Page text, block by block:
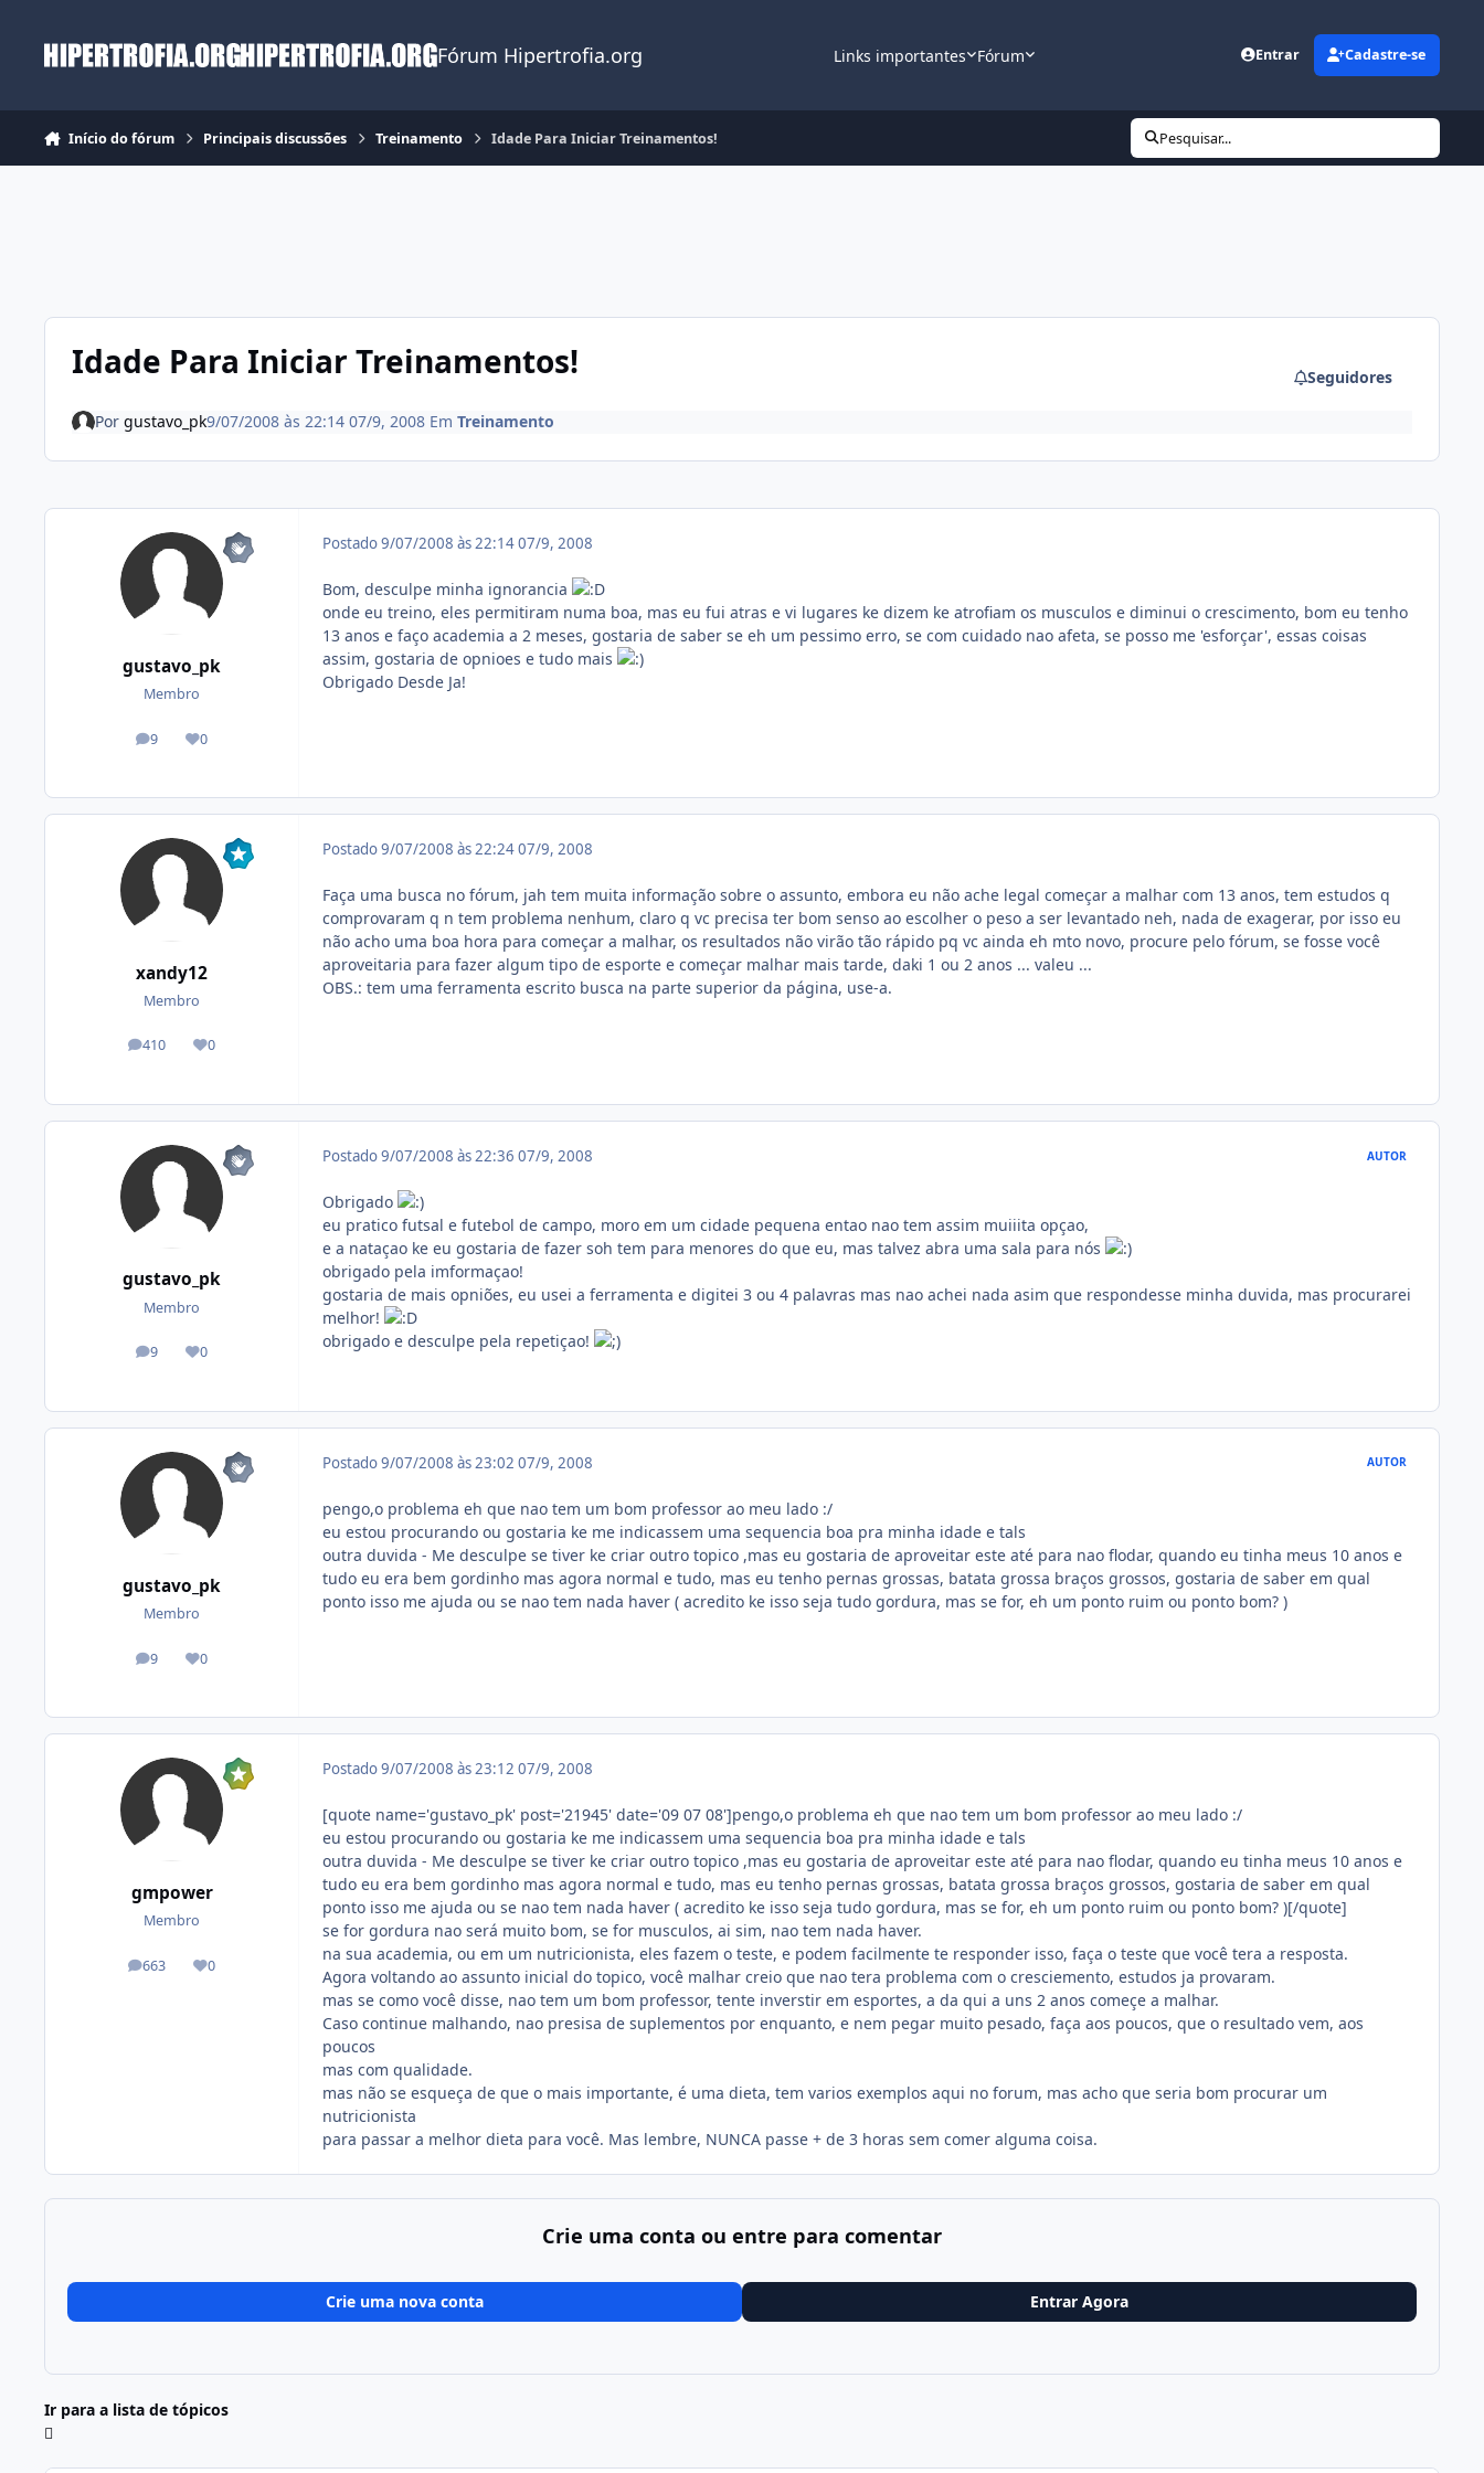
Fórum Hipertrofia.org Links importantes Fórum Entrar Cadastre-se
Início do fórum Principais discussões Treinamento Idade Para Iniciar Treinamentos! Pesquisar...
Idade Para Iniciar Treinamentos! Seguidores
Por gustavo_pk9/07/2008 às 22:14 07/9, 2008 Em Treinamento
gustavo_pk
Membro
9
posts 0
Reputação
Postado9/07/2008 às 22:1407/9, 2008
Bom, desculpe minha ignorancia
onde eu treino, eles permitiram numa boa, mas eu fui atras e vi lugares ke dizem ke atrofiam os musculos e diminui o crescimento, bom eu tenho
13 anos e faço academia a 2 meses, gostaria de saber se eh um pessimo erro, se com cuidado nao afeta, se posso me 'esforçar', essas coisas
assim, gostaria de opnioes e tudo mais
Obrigado Desde Ja!
xandy12
Membro
410
posts 0
Reputação
Postado9/07/2008 às 22:2407/9, 2008
Faça uma busca no fórum, jah tem muita informação sobre o assunto, embora eu não ache legal começar a malhar com 13 anos, tem estudos q
comprovaram q n tem problema nenhum, claro q vc precisa ter bom senso ao escolher o peso a ser levantado neh, nada de exagerar, por isso eu
não acho uma boa hora para começar a malhar, os resultados não virão tão rápido pq vc ainda eh mto novo, procure pelo fórum, se fosse você
aproveitaria para fazer algum tipo de esporte e começar malhar mais tarde, daki 1 ou 2 anos ... valeu ...
OBS.: tem uma ferramenta escrito busca na parte superior da página, use-a.
gustavo_pk
Membro
9
posts 0
Reputação
Postado9/07/2008 às 22:36 07/9, 2008 AUTOR
Obrigado
eu pratico futsal e futebol de campo, moro em um cidade pequena entao nao tem assim muiiita opçao,
e a nataçao ke eu gostaria de fazer soh tem para menores do que eu, mas talvez abra uma sala para nós
obrigado pela imformaçao!
gostaria de mais opniões, eu usei a ferramenta e digitei 3 ou 4 palavras mas nao achei nada asim que respondesse minha duvida, mas procurarei
melhor!
obrigado e desculpe pela repetiçao!
gustavo_pk
Membro
9
posts 0
Reputação
Postado9/07/2008 às 23:02 07/9, 2008 AUTOR
pengo,o problema eh que nao tem um bom professor ao meu lado :/
eu estou procurando ou gostaria ke me indicassem uma sequencia boa pra minha idade e tals
outra duvida - Me desculpe se tiver ke criar outro topico ,mas eu gostaria de aproveitar este até para nao flodar, quando eu tinha meus 10 anos e
tudo eu era bem gordinho mas agora normal e tudo, mas eu tenho pernas grossas, batata grossa braços grossos, gostaria de saber em qual
ponto isso me ajuda ou se nao tem nada haver ( acredito ke isso seja tudo gordura, mas se for, eh um ponto ruim ou ponto bom? )
gmpower
Membro
663
posts 0
Reputação
Postado9/07/2008 às 23:12 07/9, 2008
[quote name='gustavo_pk' post='21945' date='09 07 08']pengo,o problema eh que nao tem um bom professor ao meu lado :/
eu estou procurando ou gostaria ke me indicassem uma sequencia boa pra minha idade e tals
outra duvida - Me desculpe se tiver ke criar outro topico ,mas eu gostaria de aproveitar este até para nao flodar, quando eu tinha meus 10 anos e
tudo eu era bem gordinho mas agora normal e tudo, mas eu tenho pernas grossas, batata grossa braços grossos, gostaria de saber em qual
ponto isso me ajuda ou se nao tem nada haver ( acredito ke isso seja tudo gordura, mas se for, eh um ponto ruim ou ponto bom? )[/quote]
se for gordura nao será muito bom, se for musculos, ai sim, nao tem nada haver.
na sua academia, ou em um nutricionista, eles fazem o teste, e podem facilmente te responder isso, faça o teste que você tera a resposta.
Agora voltando ao assunto inicial do topico, você malhar creio que nao tera problema com o cresciemento, estudos ja provaram.
mas se como você disse, nao tem um bom professor, tente inverstir em esportes, a da qui a uns 2 anos começe a malhar.
Caso continue malhando, nao presisa de suplementos por enquanto, e nem pegar muito pesado, faça aos poucos, que o resultado vem, aos
poucos
mas com qualidade.
mas não se esqueça de que o mais importante, é uma dieta, tem varios exemplos aqui no forum, mas acho que seria bom procurar um
nutricionista
para passar a melhor dieta para você. Mas lembre, NUNCA passe + de 3 horas sem comer alguma coisa.
Crie uma conta ou entre para comentar
Crie uma nova conta Entrar Agora
Ir para a lista de tópicos